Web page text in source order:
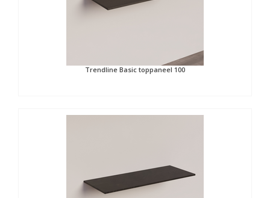
Trendline Basic toppaneel 100